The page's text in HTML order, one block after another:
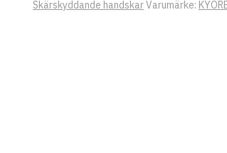
Skärskyddande handskarVarumärke: